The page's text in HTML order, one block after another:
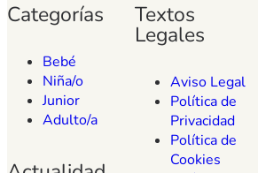
Categorías
Bebé
Niña/o
Junior
Adulto/a
Textos
Legales
Aviso Legal
Política de
Privacidad
Política de
Cookies